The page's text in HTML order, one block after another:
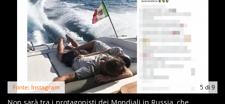
5di 9
Fonte: Instagram